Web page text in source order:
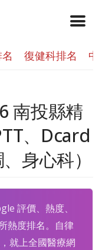
復健科排名
南投縣精
、Dcard
身心科）
評價、熱度、
熱度排名。自律
就上全國醫療網